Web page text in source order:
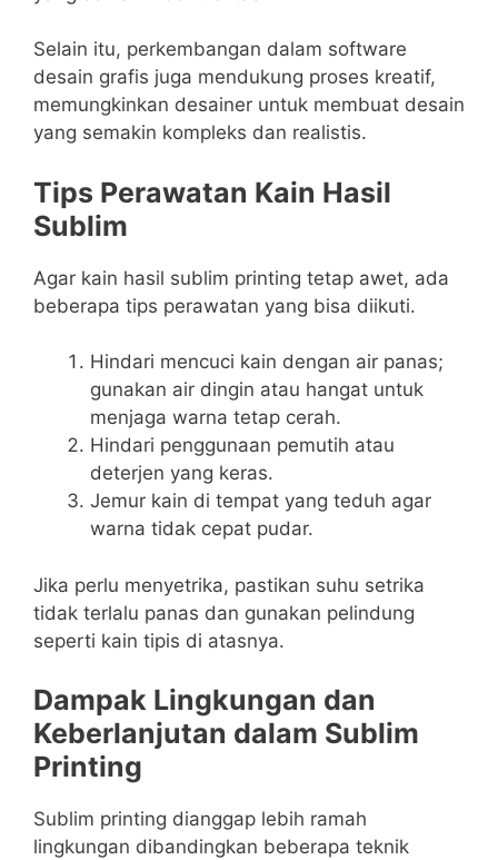
Selain itu, perkembangan dalam software
desain grafis juga mendukung proses kreatif,
memungkinkan desainer untuk membuat desain
yang semakin kompleks dan realistis.
Tips Perawatan Kain Hasil
Sublim
Agar kain hasil sublim printing tetap awet, ada
beberapa tips perawatan yang bisa diikuti.
Hindari mencuci kain dengan air panas;
gunakan air dingin atau hangat untuk
menjaga warna tetap cerah.
Hindari penggunaan pemutih atau
deterjen yang keras.
Jemur kain di tempat yang teduh agar
warna tidak cepat pudar.
Jika perlu menyetrika, pastikan suhu setrika
tidak terlalu panas dan gunakan pelindung
seperti kain tipis di atasnya.
Dampak Lingkungan dan
Keberlanjutan dalam Sublim
Printing
Sublim printing dianggap lebih ramah
lingkungan dibandingkan beberapa teknik